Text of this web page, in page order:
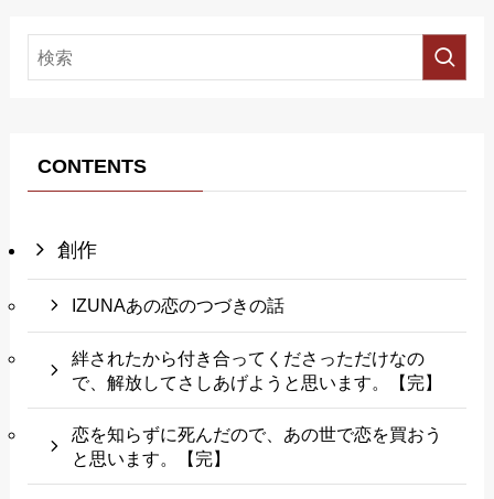
CONTENTS
創作
IZUNAあの恋のつづきの話
絆されたから付き合ってくださっただけなの
で、解放してさしあげようと思います。【完】
恋を知らずに死んだので、あの世で恋を買おう
と思います。【完】